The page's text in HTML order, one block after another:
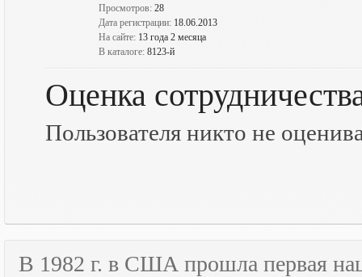
Просмотров: 28
Дата регистрации: 18.06.2013
На сайте: 13 года 2 месяца
В каталоге: 8123-й
Оценка
Пользователя никто не
В 1982 г. в США прошла первая